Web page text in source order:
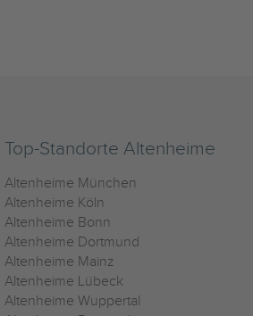
Top-Standorte Altenheime
Altenheime München
Altenheime Köln
Altenheime Bonn
Altenheime Dortmund
Altenheime Mainz
Altenheime Lübeck
Altenheime Wuppertal